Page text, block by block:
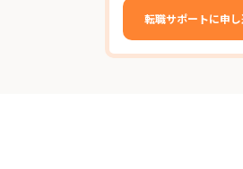
転職サポートに申